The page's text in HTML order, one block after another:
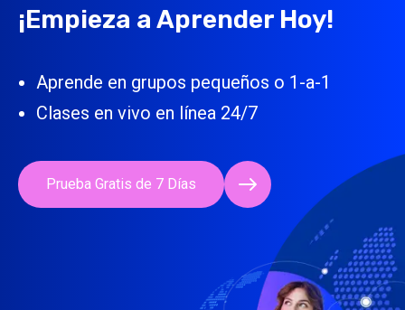
¡Empieza a Aprender Hoy!
Aprende en grupos pequeños o 1-a-1
Clases en vivo en línea 24/7
Prueba Gratis de 7 Días